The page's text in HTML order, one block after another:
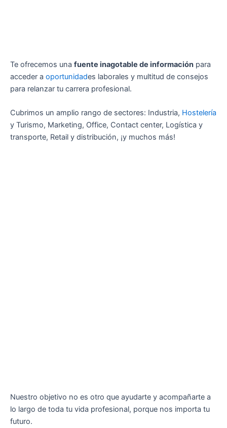
Te ofrecemos una fuente inagotable de información para
acceder a oportunidades laborales y multitud de consejos
para relanzar tu carrera profesional.
Cubrimos un amplio rango de sectores: Industria, Hostelería
y Turismo, Marketing, Office, Contact center, Logística y
transporte, Retail y distribución, ¡y muchos más!
Nuestro objetivo no es otro que ayudarte y acompañarte a
lo largo de toda tu vida profesional, porque nos importa tu
futuro.